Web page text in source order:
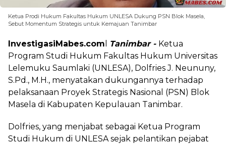
Ketua Prodi Hukum Fakultas Hukum UNLESA Dukung PSN Blok Masela,
Sebut Momentum Strategis untuk Kemajuan Tanimbar
InvestigasiMabes.com Tanimbar - Ketua
Program Studi Hukum Fakultas Hukum Universitas
Lelemuku Saumlaki (UNLESA), Dolfries J. Neununy,
S.Pd., M.H., menyatakan dukungannya terhadap
pelaksanaan Proyek Strategis Nasional (PSN) Blok
Masela di Kabupaten Kepulauan Tanimbar.
Dolfries, yang menjabat sebagai Ketua Program
Studi Hukum di UNLESA sejak pelantikan pejabat